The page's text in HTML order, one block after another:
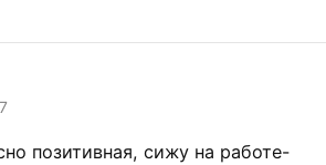
позитивная, сижу на работе-